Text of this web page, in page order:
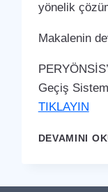
yönelik
Makalenin
Geçiş
TIKLAYIN
DEVAMINI